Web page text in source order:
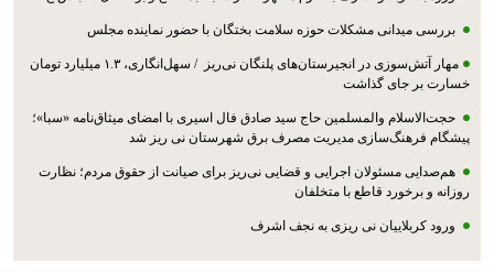
بررسی میدانی مشکلات حوزه سلامت بختگان با حضور نماینده مجلس
مهار آتش‌سوزی در انجیرستان‌های پلنگان نی‌ریز / سهل‌انگاری، ۱.۳ میلیارد تومان
خسارت بر جای گذاشت
حجت‌الاسلام والمسلمین حاج سید صادق فال اسیری با امضای میثاق‌نامه «سبا»؛
پیشگام فرهنگ‌سازی مدیریت مصرف برق شهرستان نی ریز شد
هم‌صدایی مسئولان اجرایی و قضایی نی‌ریز برای صیانت از حقوق مردم؛ نظارت
روزانه و برخورد قاطع با متخلفان
ورود کربلاییان نی ریزی به نجف اشرف